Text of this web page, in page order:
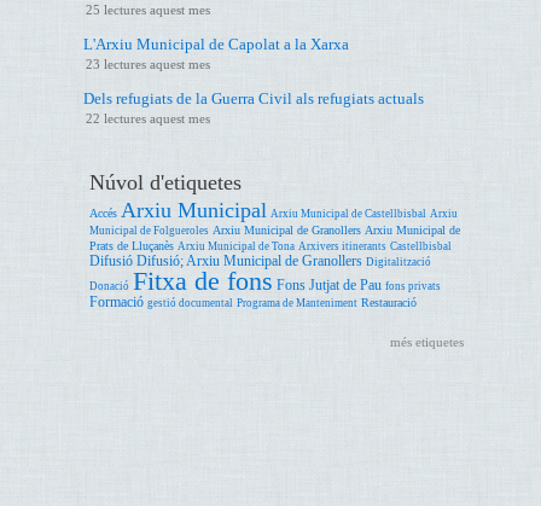
25 lectures aquest mes
L'Arxiu Municipal de Capolat a la Xarxa
23 lectures aquest mes
Dels refugiats de la Guerra Civil als refugiats actuals
22 lectures aquest mes
Núvol d'etiquetes
Accés Arxiu Municipal Arxiu Municipal de Castellbisbal Arxiu
Municipal de Folgueroles Arxiu Municipal de Granollers Arxiu Municipal de
Prats de Lluçanès Arxiu Municipal de Tona Arxivers itinerants Castellbisbal
Difusió Difusió; Arxiu Municipal de Granollers Digitalització
Donació Fitxa de fons Fons Jutjat de Pau fons privats
Formació gestió documental Programa de Manteniment Restauració
més etiquetes